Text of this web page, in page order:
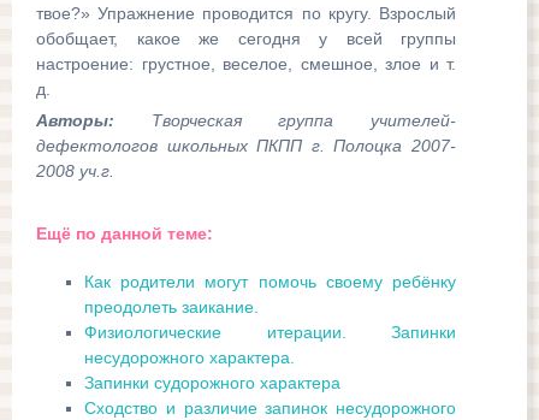
твое?» Упражнение проводится по кругу. Взрослый
обобщает, какое же сегодня у всей группы
настроение: грустное, веселое, смешное, злое и т.
д.
Авторы: Творческая группа учителей-
дефектологов школьных ПКПП г. Полоцка 2007-
2008 уч.г.
Ещё по данной теме:
Как родители могут помочь своему ребёнку
преодолеть заикание.
Физиологические итерации. Запинки
несудорожного характера.
Запинки судорожного характера
Сходство и различие запинок несудорожного